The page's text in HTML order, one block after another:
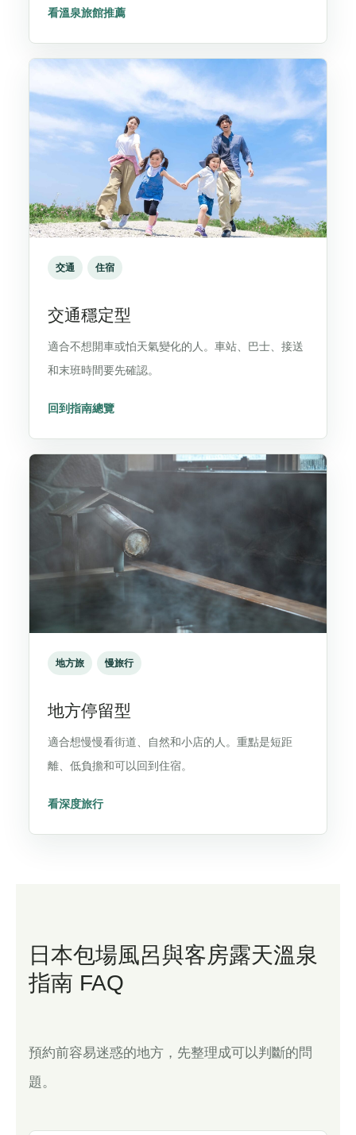
看溫泉旅館推薦
交通 住宿
交通穩定型
適合不想開車或怕天氣變化的人。車站、巴士、接送
和末班時間要先確認。
回到指南總覽
地方旅 慢旅行
地方停留型
適合想慢慢看街道、自然和小店的人。重點是短距
離、低負擔和可以回到住宿。
看深度旅行
日本包場風呂與客房露天溫泉
指南 FAQ
預約前容易迷惑的地方，先整理成可以判斷的問
題。